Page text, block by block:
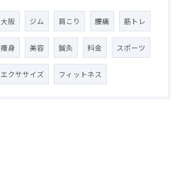
大阪 ジム 肩こり 腰痛 筋トレ
痩身 美容 鍼灸 料金 スポーツ
エクササイズ フィットネス